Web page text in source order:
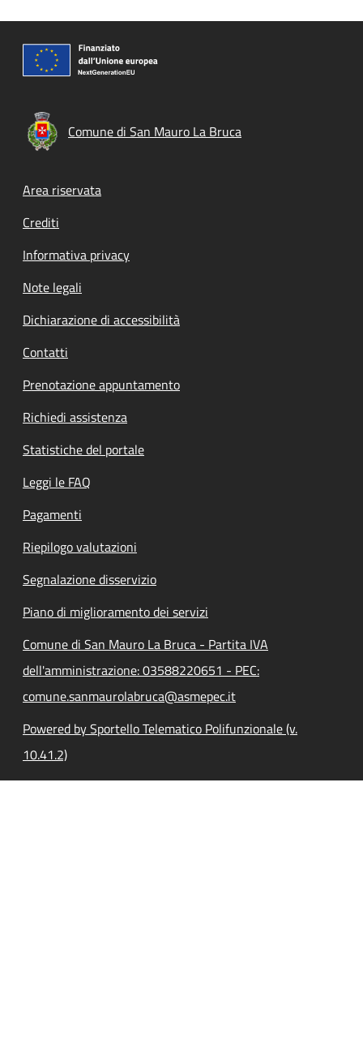
Comune di San Mauro La Bruca
Footer menu
Area riservata
Crediti
Informativa privacy
Note legali
Dichiarazione di accessibilità
Contatti
Prenotazione appuntamento
Richiedi assistenza
Statistiche del portale
Leggi le FAQ
Pagamenti
Riepilogo valutazioni
Segnalazione disservizio
Piano di miglioramento dei servizi
Comune di San Mauro La Bruca - Partita IVA
dell'amministrazione: 03588220651 - PEC:
comune.sanmaurolabruca@asmepec.it
Powered by Sportello Telematico Polifunzionale (v.
10.41.2)